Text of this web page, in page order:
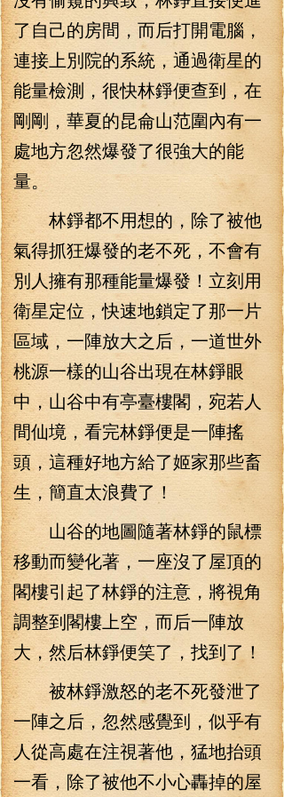
了自己的房間，而后打開電腦，
連接上別院的系統，通過衛星的
能量檢測，很快林錚便查到，在
剛剛，華夏的昆侖山范圍內有一
處地方忽然爆發了很強大的能
量。
林錚都不用想的，除了被他
氣得抓狂爆發的老不死，不會有
別人擁有那種能量爆發！立刻用
衛星定位，快速地鎖定了那一片
區域，一陣放大之后，一道世外
桃源一樣的山谷出現在林錚眼
中，山谷中有亭臺樓閣，宛若人
間仙境，看完林錚便是一陣搖
頭，這種好地方給了姬家那些畜
生，簡直太浪費了！
山谷的地圖隨著林錚的鼠標
移動而變化著，一座沒了屋頂的
閣樓引起了林錚的注意，將視角
調整到閣樓上空，而后一陣放
大，然后林錚便笑了，找到了！
被林錚激怒的老不死發泄了
一陣之后，忽然感覺到，似乎有
人從高處在注視著他，猛地抬頭
一看，除了被他不小心轟掉的屋